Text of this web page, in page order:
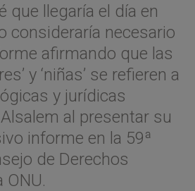
que llegaría el día en
consideraría necesario
afirmando que las
y ‘niñas’ se refieren a
y jurídicas
al presentar su
informe en la 59ª
de Derechos
ONU.